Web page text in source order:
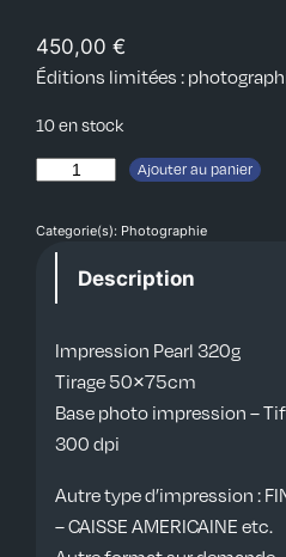
450,00€
Éditions limitées :
10 en stock
a
Ajouter au panier
Categorie(s): Photographie
Description
Impression Pearl 320g
Tirage 50×75cm
Base photo impression –
300 dpi
Autre type d’impression :
– CAISSE AMERICAINE etc.